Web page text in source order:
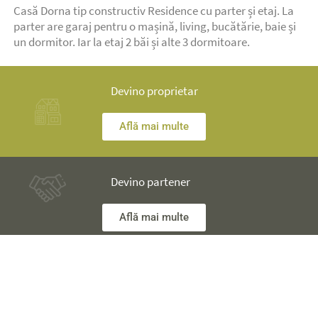
Casă Dorna tip constructiv Residence cu parter și etaj. La
parter are garaj pentru o mașină, living, bucătărie, baie și
un dormitor. Iar la etaj 2 băi și alte 3 dormitoare.
Devino proprietar
Află mai multe
Devino partener
Află mai multe